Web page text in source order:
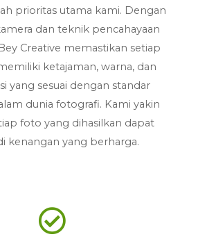
prioritas utama kami. Dengan
dan teknik pencahayaan
Creative memastikan setiap
ketajaman, warna, dan
yang sesuai dengan standar
dunia fotografi. Kami yakin
foto yang dihasilkan dapat
kenangan yang berharga.